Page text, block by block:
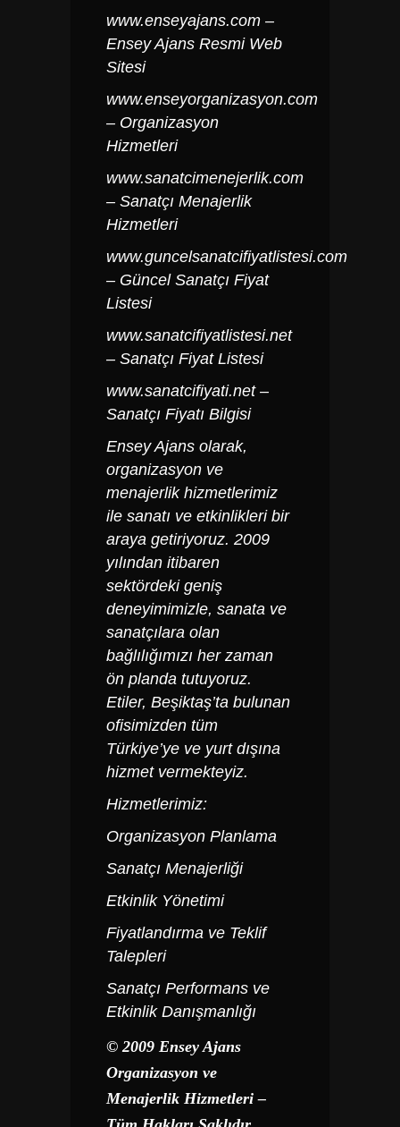
www.enseyajans.com –
Ensey Ajans Resmi Web
Sitesi
www.enseyorganizasyon.com
– Organizasyon
Hizmetleri
www.sanatcimenejerlik.com
– Sanatçı Menajerlik
Hizmetleri
www.guncelsanatcifiyatlistesi.com
– Güncel Sanatçı Fiyat
Listesi
www.sanatcifiyatlistesi.net
– Sanatçı Fiyat Listesi
www.sanatcifiyati.net–
Sanatçı Fiyatı Bilgisi
Ensey Ajans olarak,
organizasyon ve
menajerlik hizmetlerimiz
ile sanatı ve etkinlikleri bir
araya getiriyoruz. 2009
yılından itibaren
sektördeki geniş
deneyimimizle, sanata ve
sanatçılara olan
bağlılığımızı her zaman
ön planda tutuyoruz.
Etiler, Beşiktaş’ta bulunan
ofisimizden tüm
Türkiye’ye ve yurt dışına
hizmet vermekteyiz.
Hizmetlerimiz:
Organizasyon Planlama
Sanatçı Menajerliği
Etkinlik Yönetimi
Fiyatlandırma ve Teklif
Talepleri
Sanatçı Performans ve
Etkinlik Danışmanlığı
© 2009 Ensey Ajans
Organizasyon ve
Menajerlik Hizmetleri –